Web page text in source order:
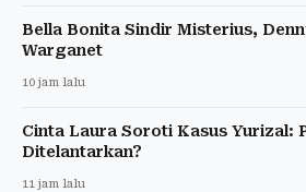
Bella Bonita Sindir Misterius,
Warganet
10 jam lalu
Cinta Laura Soroti Kasus Yurizal:
Ditelantarkan?
11 jam lalu